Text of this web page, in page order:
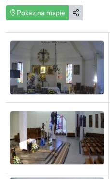
Pokaż na mapie